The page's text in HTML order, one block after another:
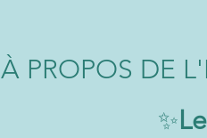
À PROPOS DE
✨